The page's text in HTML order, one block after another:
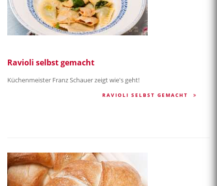
Ravioli selbst gemacht
Küchenmeister Franz Schauer zeigt wie's geht!
RAVIOLI SELBST GEMACHT